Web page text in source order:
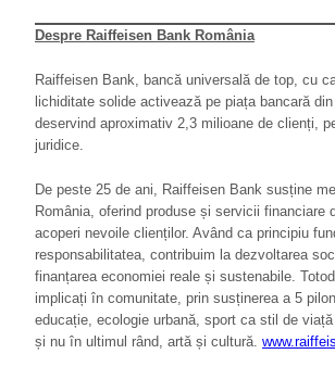
Despre Raiffeisen Bank România
Raiffeisen Bank, bancă universală de top, cu
lichiditate solide activează pe piața bancară
deservind aproximativ 2,3 milioane de clienți,
juridice.
De peste 25 de ani, Raiffeisen Bank susține
România, oferind produse și servicii financiare
acoperi nevoile clienților. Având ca principiu
responsabilitatea, contribuim la dezvoltarea
finanțarea economiei reale și sustenabile.
implicați în comunitate, prin susținerea a 5
educație, ecologie urbană, sport ca stil de
și nu în ultimul rând, artă și cultură. www.ra